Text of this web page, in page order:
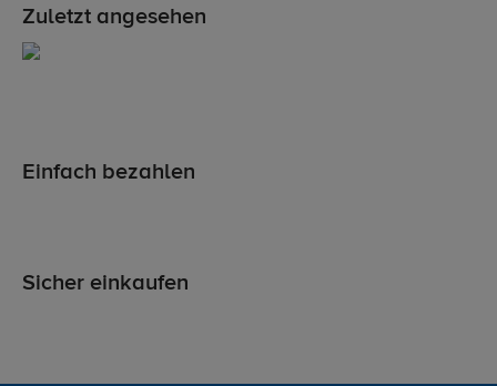
Zuletzt angesehen
Einfach bezahlen
Sicher einkaufen